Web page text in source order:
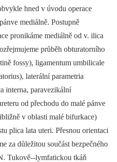
hned v úvodu operace
mediálně. Postupně
pronikáme mediálně od v. ilica
průběh obturatorního
fossy), ligamentum umbilicale
laterální parametria
interna, paravezikální
od přechodu do malé pánve
v oblasti malé bifurkace)
plica lata uteri. Přesnou orientaci
za důležitou součást bezpečného
Tukově--lymfatickou tkáň